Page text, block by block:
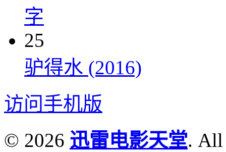
字
25
驴得水 (2016)
访问手机版
© 2026 迅雷电影天堂. All